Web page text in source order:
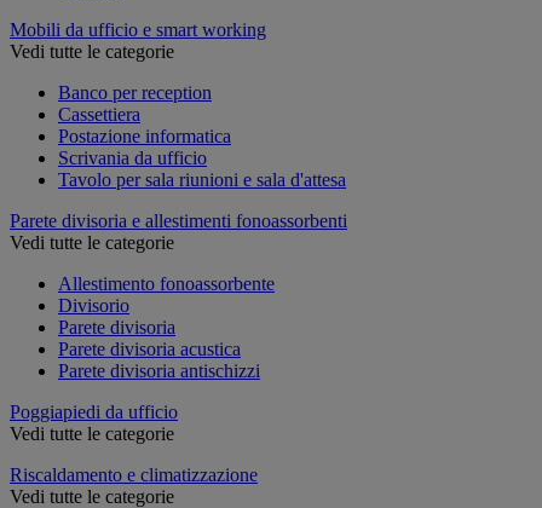
Mobili da ufficio e smart working
Vedi tutte le categorie
Banco per reception
Cassettiera
Postazione informatica
Scrivania da ufficio
Tavolo per sala riunioni e sala d'attesa
Parete divisoria e allestimenti fonoassorbenti
Vedi tutte le categorie
Allestimento fonoassorbente
Divisorio
Parete divisoria
Parete divisoria acustica
Parete divisoria antischizzi
Poggiapiedi da ufficio
Vedi tutte le categorie
Riscaldamento e climatizzazione
Vedi tutte le categorie